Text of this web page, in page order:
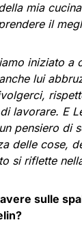
mia
il
iniziato a
lui
lavorare. E
pensiero di
delle cose,
si riflette
sulle